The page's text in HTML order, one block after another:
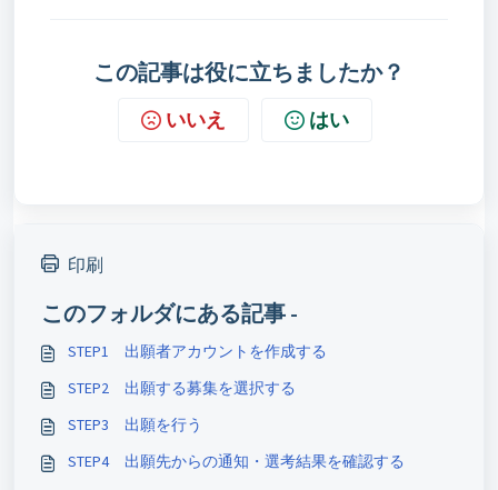
この記事は役に立ちましたか？
いいえ はい
印刷
このフォルダにある記事 -
STEP1 出願者アカウントを作成する
STEP2 出願する募集を選択する
STEP3 出願を行う
STEP4 出願先からの通知・選考結果を確認する